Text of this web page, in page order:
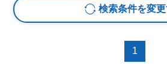
検索条件を変
1